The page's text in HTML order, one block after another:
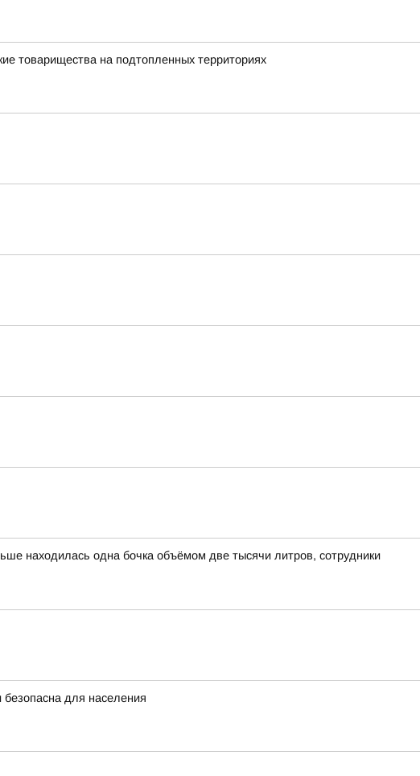
товарищества на подтопленных территориях
находилась одна бочка объёмом две тысячи литров, сотрудники
безопасна для населения